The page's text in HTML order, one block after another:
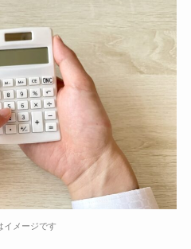
メージです